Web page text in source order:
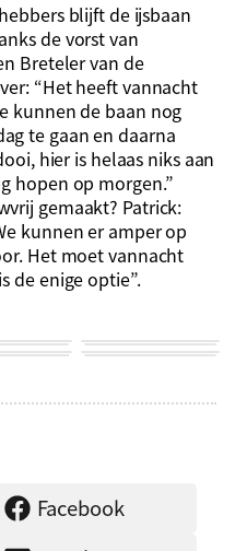
blijft de ijsbaan
de vorst van
Breteler van de
“Het heeft vannacht
kunnen de baan nog
te gaan en daarna
hier is helaas niks aan
hopen op morgen.”
gemaakt? Patrick:
kunnen er amper op
Het moet vannacht
de enige optie”.
Facebook